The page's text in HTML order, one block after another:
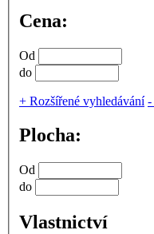
Cena:
Od
do
+ Rozšířené vyhledávání -
Plocha:
Od
do
Vlastnictví